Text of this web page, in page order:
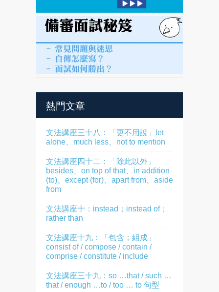
熱門文章
文法講座三十八：「更不用說」let
alone、much less、not to mention
文法講座四十二：「除此以外」
besides、on top of that、in addition
(to)、except (for)、apart from、aside
from
文法講座十：instead；instead of；
rather than
文法講座十九：「包含；組成」
consist of / compose / contain /
comprise / constitute / include
文法講座三十九：so …that / such …
that / enough …to / too … to 句型